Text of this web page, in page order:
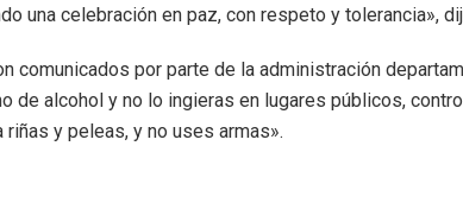
una celebración en paz, con respeto y tolerancia»,
comunicados por parte de la administración
de alcohol y no lo ingieras en lugares públicos,
y peleas, y no uses armas».